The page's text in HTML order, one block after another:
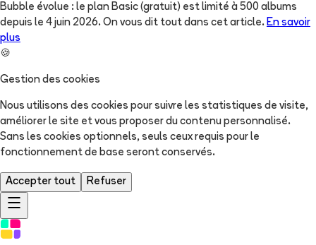
Bubble évolue : le plan Basic (gratuit) est limité à 500 albums
depuis le 4 juin 2026. On vous dit tout dans cet article. En savoir
plus
🍪
Gestion des cookies
Nous utilisons des cookies pour suivre les statistiques de visite,
améliorer le site et vous proposer du contenu personnalisé.
Sans les cookies optionnels, seuls ceux requis pour le
fonctionnement de base seront conservés.
Accepter tout Refuser